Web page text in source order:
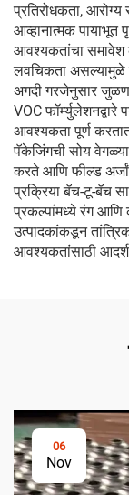
प्रतिरोधकता, आरोग्य
आव्हानात्मक पायाभूत
आवश्यकतांचा समावेश
लवचिकता असल्यामुळे
अगदी गरजेनुसार
VOC फॉर्म्युलेशनद्वारे
आवश्यकता पूर्ण
पॅकेजिंगची सोय
करते आणि फील्ड
प्रक्रिया बॅच-टू-बॅच
प्रकल्पांमध्ये रंग आणि
उत्पादकांकडून तांत्रिक
आवश्यकतांसाठी
06
Nov